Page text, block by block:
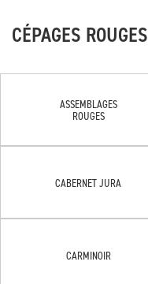
CÉPAGES ROUGES
ASSEMBLAGES
ROUGES
CABERNET JURA
CARMINOIR